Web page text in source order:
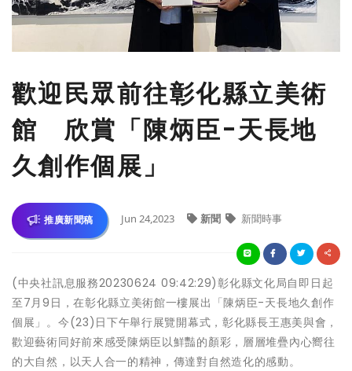
歡迎民眾前往彰化縣立美術
館 欣賞「陳炳臣-天長地
久創作個展」
推廣新聞稿 Jun 24,2023 新聞 新聞時事
(中央社訊息服務20230624 09:42:29)彰化縣文化局自即日起
至7月9日，在彰化縣立美術館一樓展出「陳炳臣-天長地久創作
個展」。今(23)日下午舉行展覽開幕式，彰化縣長王惠美與會，
歡迎藝術同好前來感受陳炳臣以鮮豔的顏彩，層層堆疊內心嚮往
的大自然，以天人合一的精神，傳達對自然造化的感動。